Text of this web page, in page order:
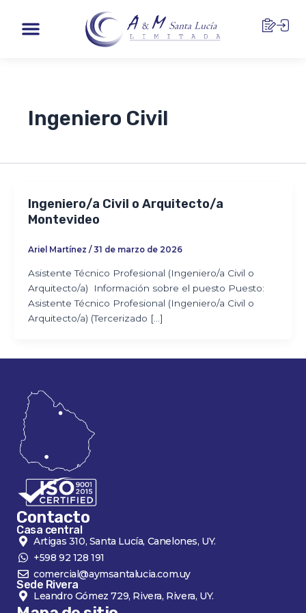
contenido
Menu
Ingeniero Civil
Ingeniero/a Civil o Arquitecto/a
Montevideo
Ariel Martínez /31 de marzo de 2026
Asistente Técnico Profesional (Ingeniero/a Civil o
Arquitecto/a) Información sobre el puesto Puesto:
Asistente Técnico Profesional (Ingeniero/a Civil o
Arquitecto/a) (Tercerizado […]
Contacto
Casa central
Artigas 310, Santa Lucía, Canelones, UY.
+598 92 128 191
comercial@aymsantalucia.com.uy
Sede Rivera
Leandro Gómez 729, Rivera, Rivera, UY.